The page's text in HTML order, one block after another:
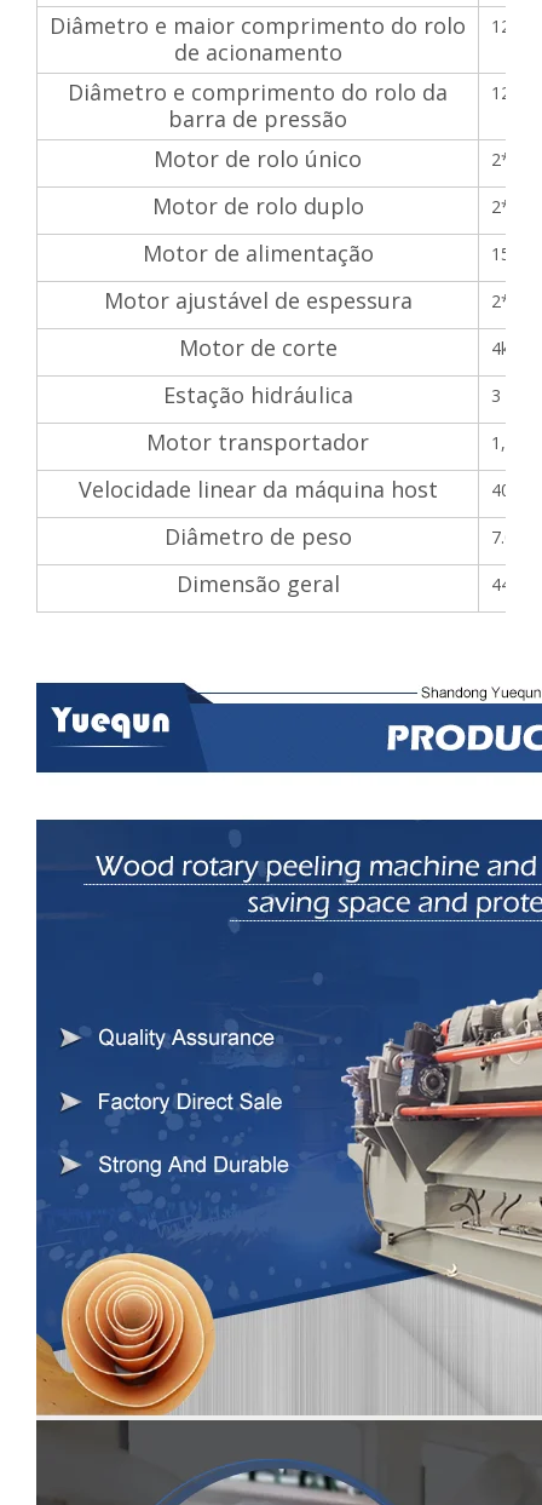
Diâmetro e maior comprimento do rolo
de acionamento
125/
Diâmetro e comprimento do rolo da
barra de pressão
125/
Motor de rolo único 2*5,5
Motor de rolo duplo 2*7,5
Motor de alimentação 15
Motor ajustável de espessura 2*1,5
Motor de corte 4kw
Estação hidráulica 3 kW
Motor transportador 1,5kW
Velocidade linear da máquina host 40M-
Diâmetro de peso 7.000
Dimensão geral